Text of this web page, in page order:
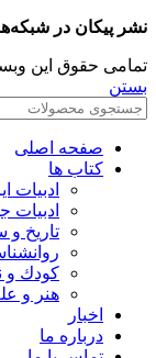
نشر پیکان در
تمامی حقوق این
بستن
صفحه اصلی
کتاب ها
ادبیات
ادبیات
تاریخ
کودك و
هنر و
اخبار
درباره ما